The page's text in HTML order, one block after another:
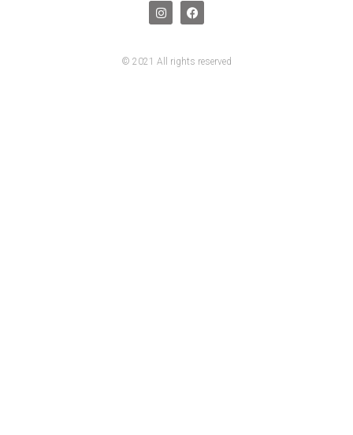
© 2021 All rights reserved